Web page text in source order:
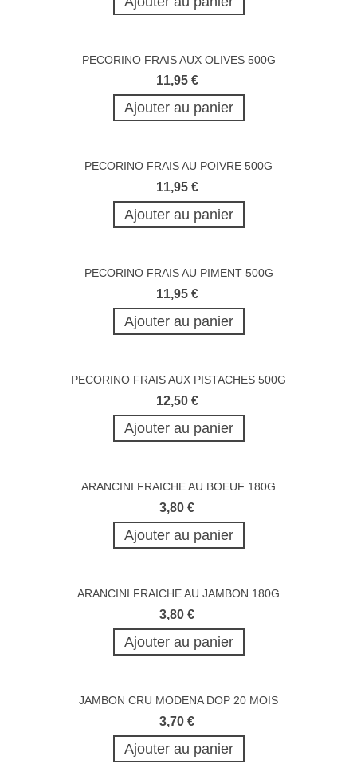
PECORINO FRAIS AUX OLIVES 500G
11,95 €
Ajouter au panier
PECORINO FRAIS AU POIVRE 500G
11,95 €
Ajouter au panier
PECORINO FRAIS AU PIMENT 500G
11,95 €
Ajouter au panier
PECORINO FRAIS AUX PISTACHES 500G
12,50 €
Ajouter au panier
ARANCINI FRAICHE AU BOEUF 180G
3,80 €
Ajouter au panier
ARANCINI FRAICHE AU JAMBON 180G
3,80 €
Ajouter au panier
JAMBON CRU MODENA DOP 20 MOIS
3,70 €
Ajouter au panier